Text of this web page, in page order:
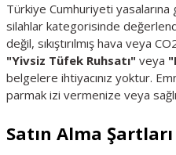
Türkiye Cumhuriyeti yasalarına
silahlar kategorisinde
değil, sıkıştırılmış hava veya
"Yivsiz Tüfek Ruhsatı" veya
belgelere ihtiyacınız yoktur.
parmak izi vermenize veya
Satın Alma